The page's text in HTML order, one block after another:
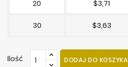
20 $3,71
30 $3,63
Ilość DODAJ DO KOSZYKA